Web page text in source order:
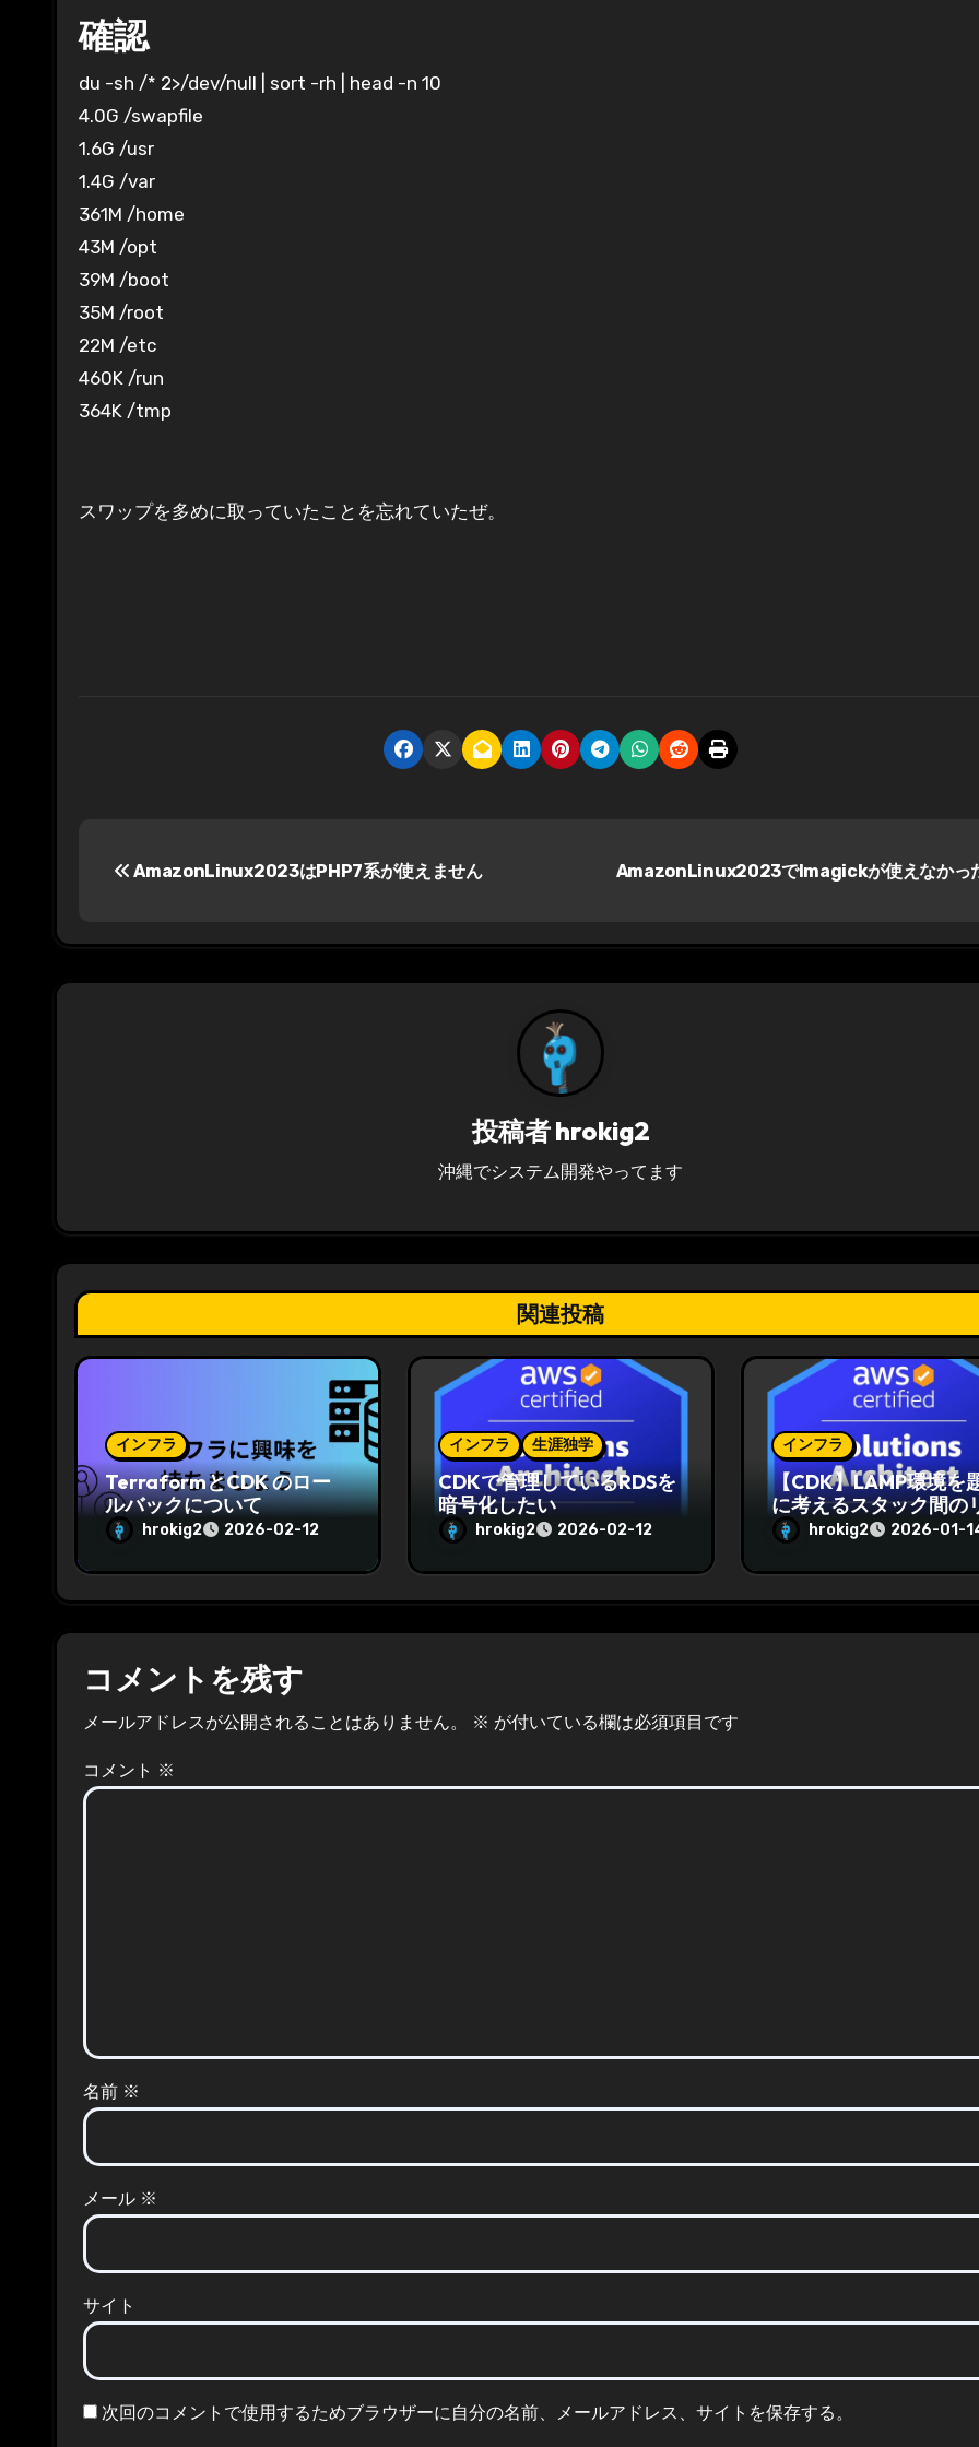
確認
du -sh /* 2>/dev/null | sort -rh | head -n 10
4.0G /swapfile
1.6G /usr
1.4G /var
361M /home
43M /opt
39M /boot
35M /root
22M /etc
460K /run
364K /tmp
スワップを多めに取っていたことを忘れていたぜ。
ビ
AmazonLinux2023はPHP7系が使えません AmazonLinux2023でImagickが使えなかっ
投稿者hrokig2
沖縄でシステム開発やってます
関連投稿
インフラ
TerraformとCDK のロー
ルバックについて
hrokig2 2026-02-12
インフラ 生涯独学
CDKで管理しているRDSを
暗号化したい
hrokig2 2026-02-12
インフラ
【CDK】LAMP環境を
に考えるスタック間の
ース共有が難しい問題
決する
hrokig2 2026-01-
コメントを残す
メールアドレスが公開されることはありません。 ※ が付いている欄は必須項目です
コメント ※
名前 ※
メール ※
サイト
次回のコメントで使用するためブラウザーに自分の名前、メールアドレス、サイトを保存する。